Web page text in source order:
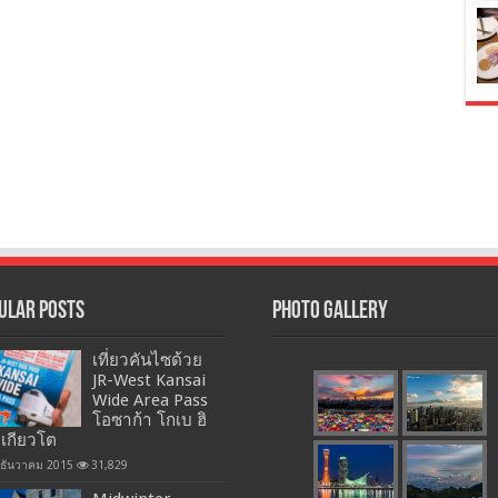
Posts
เที่ยวคันไซด้วย
JR-West Kansai
Wide Area Pass
โอซาก้า โกเบ ฮิ
กียวโต
นวาคม 2015 31,829
Photo Gallery